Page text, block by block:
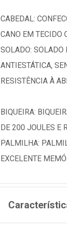
CABEDAL:
CANO EM TECIDO
SOLADO: SOLADO
ANTIESTÁTICA,
RESISTÊNCIA À
BIQUEIRA:
DE 200 JOULES E
PALMILHA:
EXCELENTE